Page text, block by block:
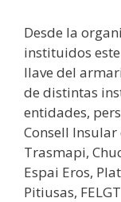
Desde la
instituidos
llave del
de distintas
entidades,
Consell Insular
Trasmapi,
Espai Eros,
Pitiusas,